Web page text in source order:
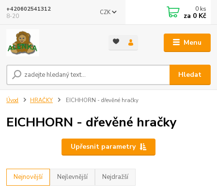
Menu
CZK
Hledat
+420602541312
8-20
0 ks
za 0 Kč
Úvod HRAČKY EICHHORN - dřevěné hračky
EICHHORN - dřevěné hračky
Upřesnit parametry
Nejnovější Nejlevnější Nejdražší